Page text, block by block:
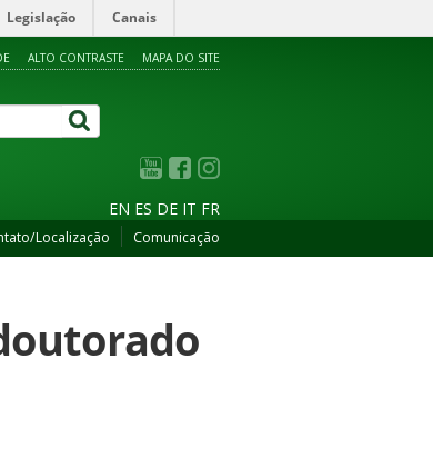
Legislação Canais
ALTO CONTRASTE MAPA DO SITE
EN ES DE IT FR
Localização Comunicação